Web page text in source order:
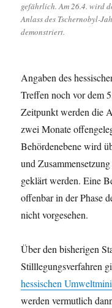
gefährlich. Am 26.4. wird
Anlass des Tschernobyl-
demonstriert.
Angaben des
Treffen noch vor dem
Zeitpunkt werden die
zwei Monate
Behördenebene wird
und
geklärt werden. Eine
offenbar in der Phase
nicht vorgesehen.
Über den bisherigen
Stilllegungsverfahren
hessischen
werden vermutlich